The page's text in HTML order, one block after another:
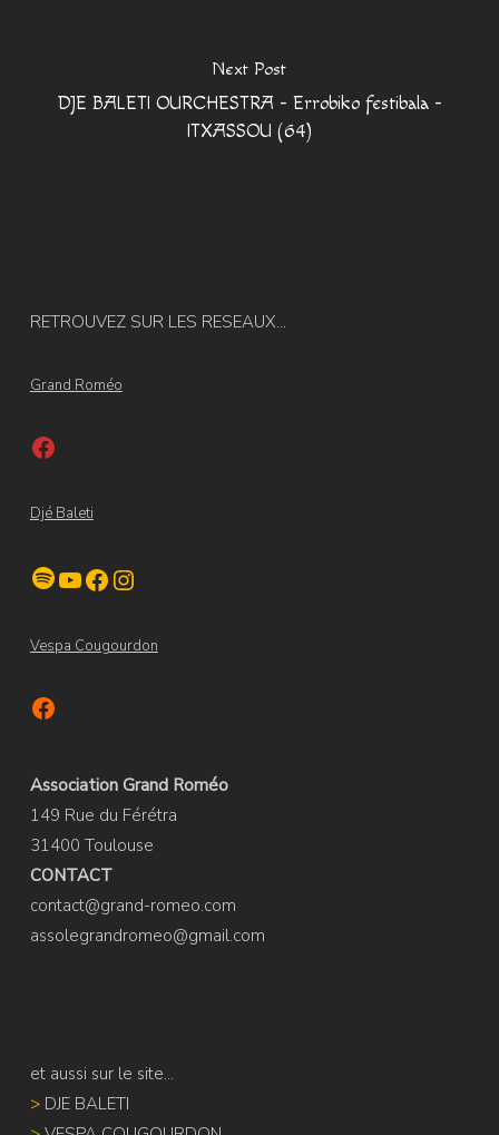
Next Post
DJE BALETI OURCHESTRA - Errobiko festibala -
ITXASSOU (64)
RETROUVEZ SUR LES RESEAUX...
Grand Roméo
Djé Baleti
Spotify
YouTube
Facebook
Vespa Cougourdon
Association Grand Roméo
149 Rue du Férétra
31400 Toulouse
CONTACT
contact@grand-romeo.com
assolegrandromeo@gmail.com
et aussi sur le site...
> DJE BALETI